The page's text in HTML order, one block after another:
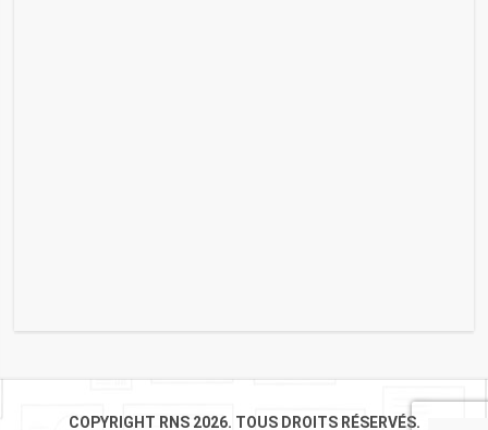
COPYRIGHT RNS 2026. TOUS DROITS RÉSERVÉS.